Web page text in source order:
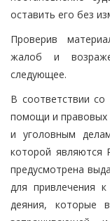
оставить его без
Проверив
жалоб и
следующее.
В соответствии
помощи и правовых
и уголовным
которой являются
предусмотрена
для привлечения
деяния, которые